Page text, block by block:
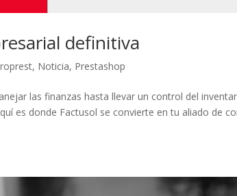
definitiva
, Noticia, Prestashop
las finanzas hasta llevar un control del
es donde Factusol se convierte en tu aliado de